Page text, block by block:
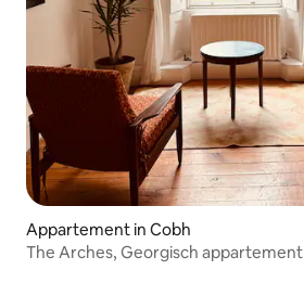
Appartement in Cobh
The Arches, Georgisch appartement